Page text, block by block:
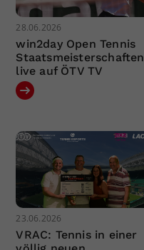
28.06.2026
win2day Open Tennis
Staatsmeisterschaften
live auf ÖTV TV
23.06.2026
VRAC: Tennis in einer